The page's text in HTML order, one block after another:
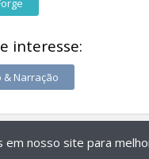
interesse:
& Narração
nosso site para